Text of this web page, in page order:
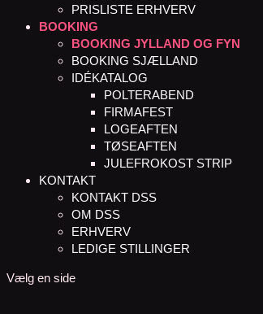
PRISLISTE ERHVERV
BOOKING
BOOKING JYLLAND OG FYN
BOOKING SJÆLLAND
IDÉKATALOG
POLTERABEND
FIRMAFEST
LOGEAFTEN
TØSEAFTEN
JULEFROKOST STRIP
KONTAKT
KONTAKT DSS
OM DSS
ERHVERV
LEDIGE STILLINGER
Vælg en side